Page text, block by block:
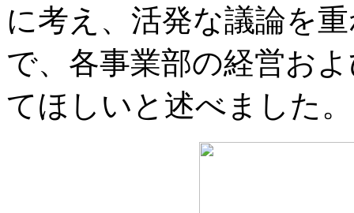
に考え、活発な議論を
で、各事業部の経営お
てほしいと述べました。